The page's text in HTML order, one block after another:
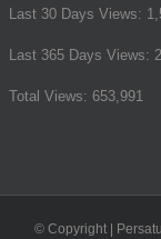
Last 30 Days Views:
Last 365 Days Views:
Total Views: 653,991
© Copyright |